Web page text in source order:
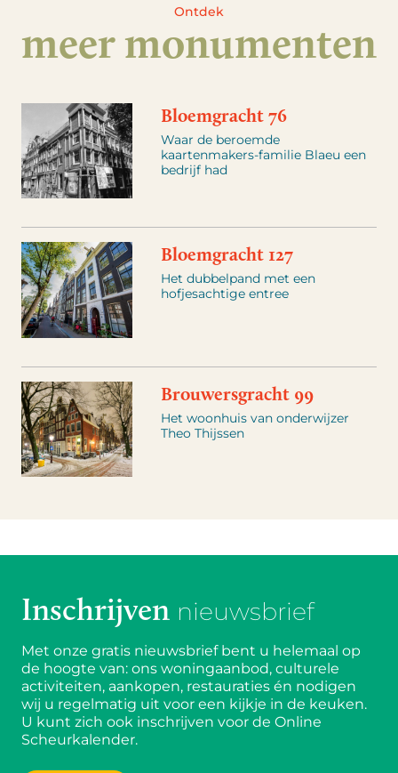
Ontdek
meer monumenten
Bloemgracht 76
Waar de beroemde
kaartenmakers-familie Blaeu een
bedrijf had
Bloemgracht 127
Het dubbelpand met een
hofjesachtige entree
Brouwersgracht 99
Het woonhuis van onderwijzer
Theo Thijssen
Inschrijven nieuwsbrief
Met onze gratis nieuwsbrief bent u helemaal op
de hoogte van: ons woningaanbod, culturele
activiteiten, aankopen, restauraties én nodigen
wij u regelmatig uit voor een kijkje in de keuken.
U kunt zich ook inschrijven voor de Online
Scheurkalender.